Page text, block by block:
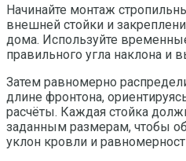
Начинайте монтаж
внешней стойки и
дома. Используйте
правильного угла наклона и
Затем равномерно
длине фронтона,
расчёты. Каждая стойка
заданным размерам, чтобы
уклон кровли и